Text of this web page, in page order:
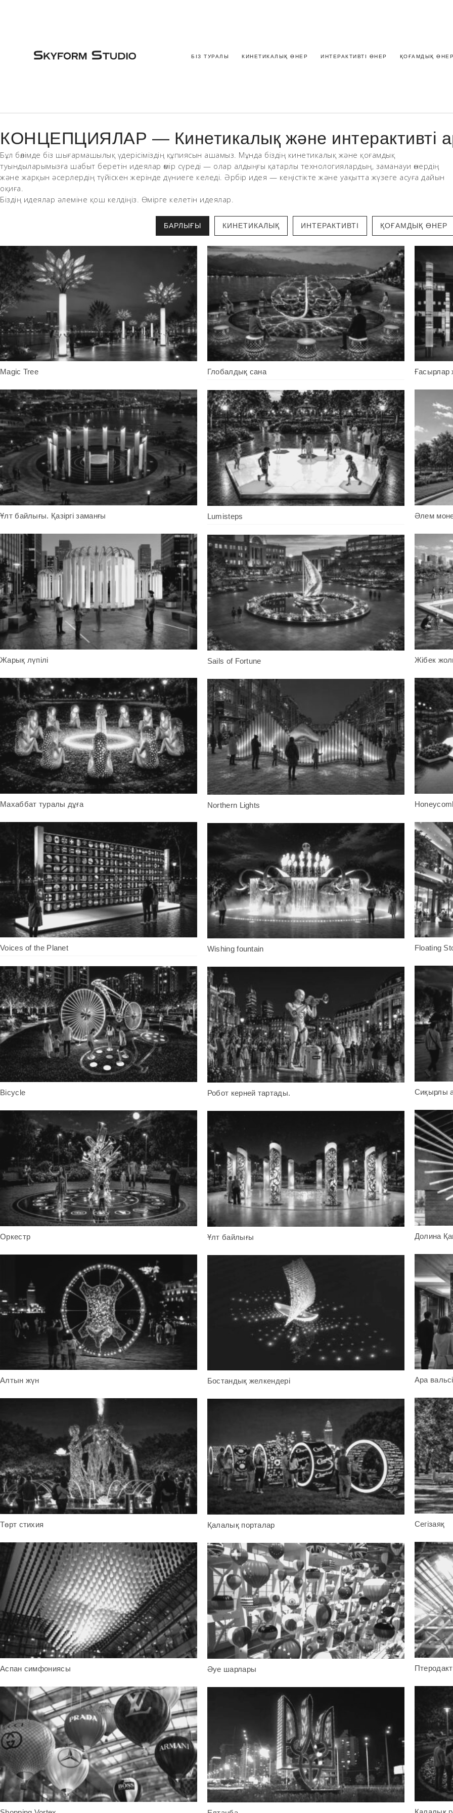
БІЗ ТУРАЛЫ КИНЕТИКАЛЫҚ ӨНЕР ИНТЕРАКТИВТІ ӨНЕР ҚОҒАМДЫҚ
КОНЦЕПЦИЯЛАР — Кинетикалық және интерактивті
Бұл бөлімде біз шығармашылық үдерісіміздің құпиясын ашамыз. Мұнда біздің кинетикалық және қоғамдық
туындыларымызға шабыт беретін идеялар өмір сүреді — олар алдыңғы қатарлы технологиялардың, заманауи өнердің
және жарқын әсерлердің түйіскен жерінде дүниеге келеді. Әрбір идея — кеңістікте және уақытта жүзеге асуға дайын
оқиға.
Біздің идеялар әлеміне қош келдіңіз. Өмірге келетін идеялар.
БАРЛЫҒЫ КИНЕТИКАЛЫҚ ИНТЕРАКТИВТІ ҚОҒАМДЫҚ ӨНЕР
Magic Tree Глобалдық сана Ғасырлар
Ұлт байлығы. Қазіргі заманғы Lumisteps Әлем
Жарық лүпілі Sails of Fortune Жібек
Махаббат туралы дұға Northern Lights
Voices of the Planet Wishing fountain Floating
Bicycle Робот керней тартады. Сиқырлы
Оркестр Ұлт байлығы Долина
Алтын жүн Бостандық желкендері Ара вальсі
Төрт стихия Қалалық порталар Сегізаяқ
Аспан симфониясы Әуе шарлары